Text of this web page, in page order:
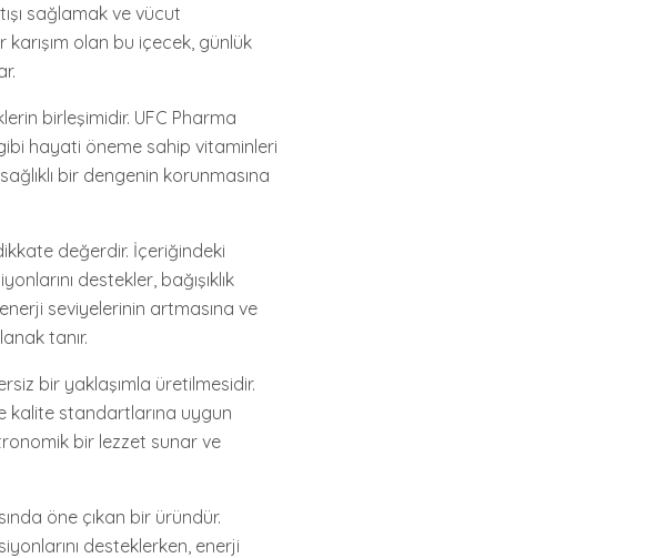
sağlamak ve vücut
olan bu içecek, günlük
birleşimidir. UFC Pharma
hayati öneme sahip vitaminleri
bir dengenin korunmasına
değerdir. İçeriğindeki
destekler, bağışıklık
seviyelerinin artmasına ve
tanır.
bir yaklaşımla üretilmesidir.
kalite standartlarına uygun
bir lezzet sunar ve
öne çıkan bir üründür.
desteklerken, enerji